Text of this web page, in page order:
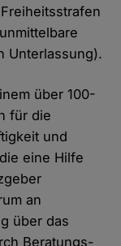
Unterlassung).
über 100-
für die
und
eine Hilfe
an
über das
Beratungs-